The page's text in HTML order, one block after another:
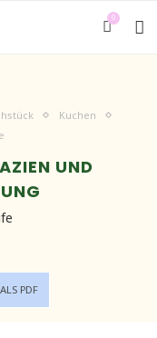
0
Kuchen
UND
PDF